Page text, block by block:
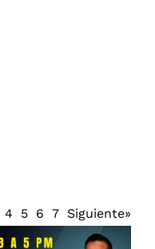
4 5 6 7 Siguiente»